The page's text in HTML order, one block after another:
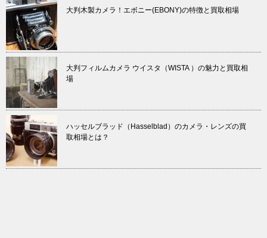
大判木製カメラ！エボニー(EBONY)の特徴と買取相場
大判フィルムカメラ ウイスタ（WISTA ）の魅力と買取相
場
ハッセルブラッド（Hasselblad）のカメラ・レンズの買
取相場とは？